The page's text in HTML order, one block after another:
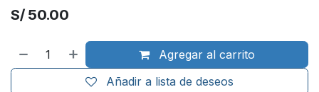
S/ 50.00
Agregar al carrito
Añadir a lista de deseos